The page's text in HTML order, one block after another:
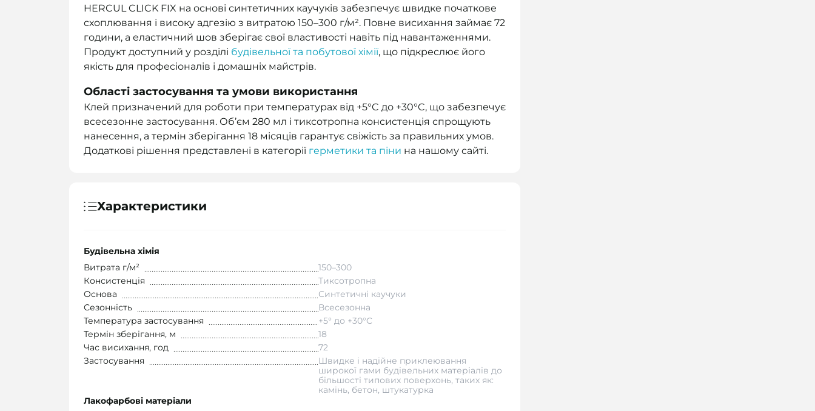
HERCUL CLICK FIX на основі синтетичних каучуків забезпечує швидке початкове
схоплювання і високу адгезію з витратою 150–300 г/м². Повне висихання займає 72
години, а еластичний шов зберігає свої властивості навіть під навантаженнями.
Продукт доступний у розділі будівельної та побутової хімії, що підкреслює його
якість для професіоналів і домашніх майстрів.
Області застосування та умови використання
Клей призначений для роботи при температурах від +5°C до +30°C, що забезпечує
всесезонне застосування. Об’єм 280 мл і тиксотропна консистенція спрощують
нанесення, а термін зберігання 18 місяців гарантує свіжість за правильних умов.
Додаткові рішення представлені в категорії герметики та піни на нашому сайті.
Характеристики
Будівельна хімія
Витрата г/м²
150–300
Консистенція
Тиксотропна
Основа
Синтетичні каучуки
Сезонність
Всесезонна
Температура застосування
+5° до +30°C
Термін зберігання, м
18
Час висихання, год
72
Застосування
Швидке і надійне приклеювання
широкої гами будівельних матеріалів до
більшості типових поверхонь, таких як:
камінь, бетон, штукатурка
Лакофарбові матеріали